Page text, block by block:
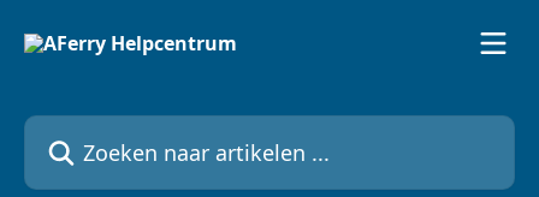
Zoeken naar artikelen ...